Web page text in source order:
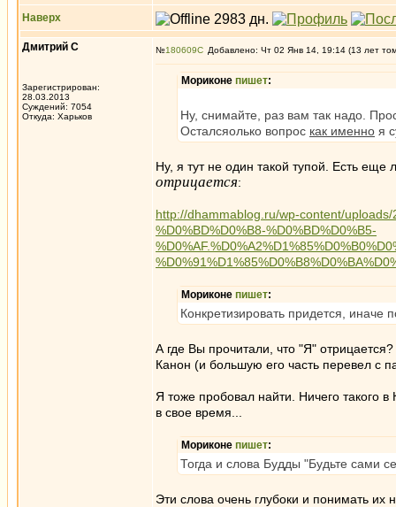
Наверх
Дмитрий С
Зарегистрирован:
28.03.2013
Суждений: 7054
Откуда: Харьков
№180609 Добавлено: Чт 02 Янв 14, 19:14 (13 лет
Мориконе пишет:
Ну, снимайте, раз вам так надо.
Осталсяолько вопрос как именно я
Ну, я тут не один такой тупой. Есть
отрицается:
http://dhammablog.ru/wp-content/
%D0%BD%D0%B8-%D0%BD%D0%B5-
Мориконе пишет:
Конкретизировать придется, иначе
А где Вы прочитали, что "Я"
Канон (и большую его часть перевел с
Я тоже пробовал найти. Ничего такого
в свое время...
Мориконе пишет:
Тогда и слова Будды "Будьте сами
Эти слова очень глубоки и понимать